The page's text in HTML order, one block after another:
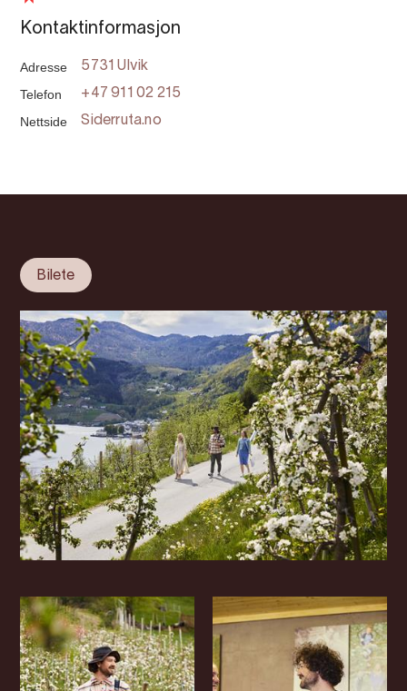
Kontaktinformasjon
Adresse 5731 Ulvik
Telefon +47 911 02 215
Nettside Siderruta.no
Bilete